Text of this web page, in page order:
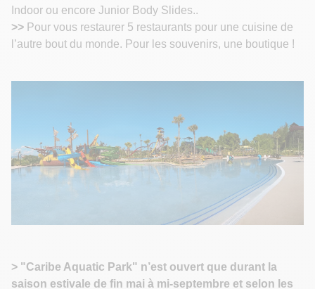
Indoor ou encore Junior Body Slides..
>> Pour vous restaurer 5 restaurants pour une cuisine de
l’autre bout du monde. Pour les souvenirs, une boutique !
> "Caribe Aquatic Park" n’est ouvert que durant la
saison estivale de fin mai à mi-septembre et selon les